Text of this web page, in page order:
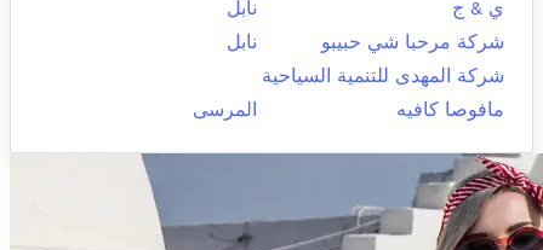
ي & ج
نابل
شركة مرحبا شي حبيبو
نابل
شركة المهدى للتنمية السياحية
مافوصا كافيه
المرسى